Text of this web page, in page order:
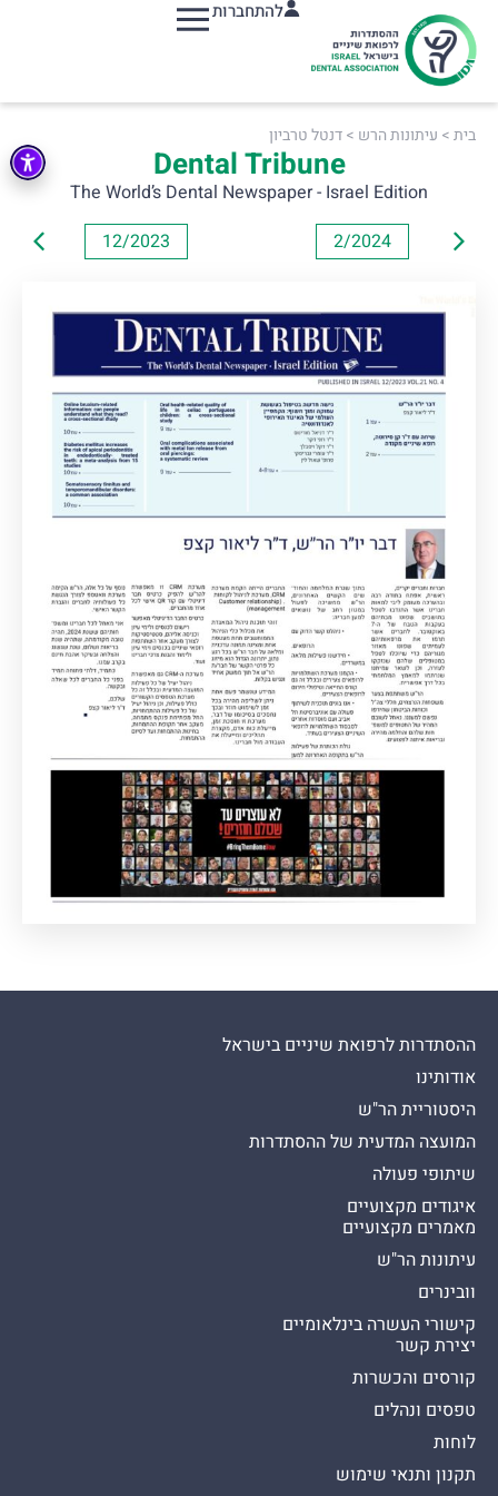
להתחברות
בית> עיתונות הרש >דנטל טרביון
Dental Tribune
The World’s Dental Newspaper - Israel Edition
2/2024
12/2023
ההסתדרות לרפואת שיניים בישראל
אודותינו
היסטוריית הר"ש
המועצה המדעית של ההסתדרות
שיתופי פעולה
איגודים מקצועיים
מאמרים מקצועיים
עיתונות הר"ש
וובינרים
קישורי העשרה בינלאומיים
יצירת קשר
קורסים והכשרות
טפסים ונהלים
לוחות
תקנון ותנאי שימוש